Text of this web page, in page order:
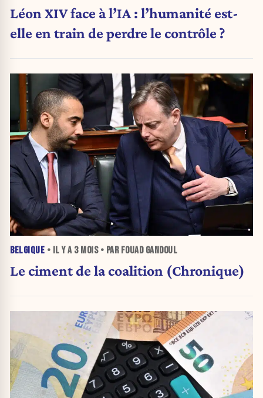
Léon XIV face à l’IA : l’humanité est-
elle en train de perdre le contrôle ?
BELGIQUE • IL Y A 3 MOIS• PAR FOUAD GANDOUL
Le ciment de la coalition (Chronique)